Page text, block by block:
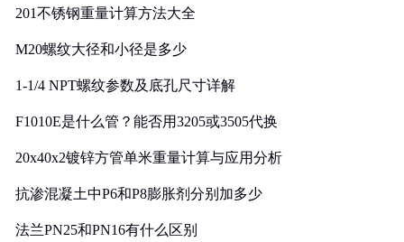
201不锈钢重量计算方法大全
M20螺纹大径和小径是多少
1-1/4 NPT螺纹参数及底孔尺寸详解
F1010E是什么管？能否用3205或3505代换
20x40x2镀锌方管单米重量计算与应用分析
抗渗混凝土中P6和P8膨胀剂分别加多少
法兰PN25和PN16有什么区别